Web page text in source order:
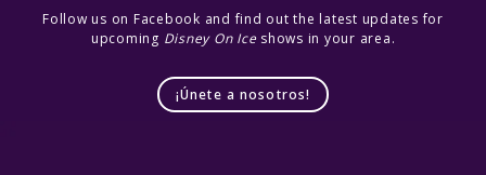
Follow us on Facebook and find out the latest updates for
upcoming Disney On Iceshows in your area.
¡Únete a nosotros!